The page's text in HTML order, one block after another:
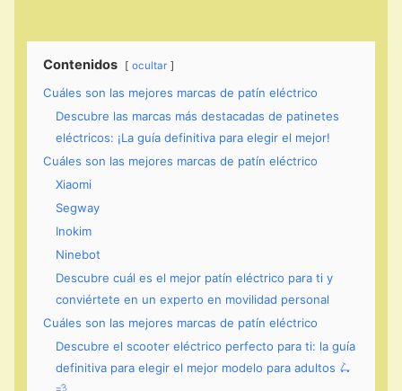
Contenidos ocultar
Cuáles son las mejores marcas de patín eléctrico
Descubre las marcas más destacadas de patinetes
eléctricos: ¡La guía definitiva para elegir el mejor!
Cuáles son las mejores marcas de patín eléctrico
Xiaomi
Segway
Inokim
Ninebot
Descubre cuál es el mejor patín eléctrico para ti y
conviértete en un experto en movilidad personal
Cuáles son las mejores marcas de patín eléctrico
Descubre el scooter eléctrico perfecto para ti: la guía
definitiva para elegir el mejor modelo para adultos 🛴